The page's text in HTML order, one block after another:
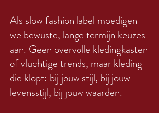
Als slow fashion label moedigen
we bewuste, lange termijn keuzes
aan. Geen overvolle kledingkasten
of vluchtige trends, maar kleding
die klopt: bij jouw stijl, bij jouw
levensstijl, bij jouw waarden.